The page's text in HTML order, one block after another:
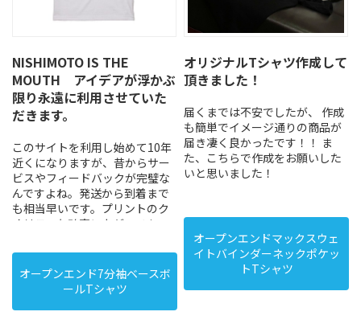
NISHIMOTO IS THE
MOUTH アイデアが浮かぶ
限り永遠に利用させていた
だきます。
このサイトを利用し始めて10年
近くになりますが、昔からサー
ビスやフィードバックが完璧な
んですよね。発送から到着まで
も相当早いです。プリントのク
オリティも確実に上がってま
頂いてやり取りしたり内容を詰
めたりといった場面もあり、た
だの私個人の趣味の域を越えた
感覚を覚えたりした時もありま
した。結果として満足のいく物
オープンエンド7分袖ベースボ
ールTシャツ
オリジナルTシャツ作成して
頂きました！
届くまでは不安でしたが、 作成
も簡単でイメージ通りの商品が
届き凄く良かったです！！ ま
た、こちらで作成をお願いした
いと思いました！
オープンエンドマックスウェ
イトバインダーネックポケッ
トTシャツ